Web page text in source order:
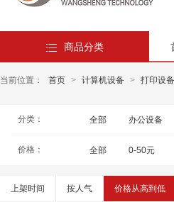
商品分类
当前位置： 首页 > 计算机设备 > 打印设备
分类： 全部 办公设备
价格： 全部 0-50元
上架时间 按人气 价格从高到低